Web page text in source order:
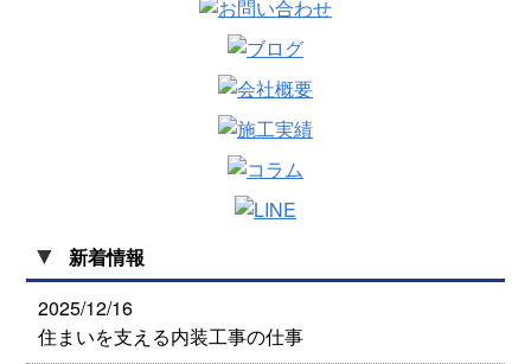
▼ 新着情報
2025/12/16
住まいを支える内装工事の仕事